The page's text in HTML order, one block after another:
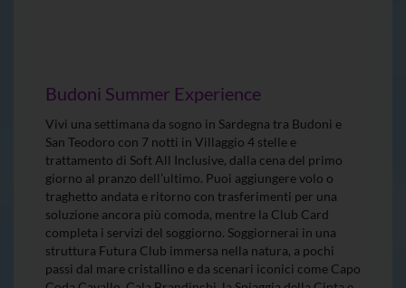
Budoni Summer Experience
Vivi una settimana da sogno in Sardegna tra Budoni e
San Teodoro con 7 notti in Villaggio 4 stelle e
trattamento di Soft All Inclusive, dalla cena del primo
giorno al pranzo dell’ultimo. Puoi aggiungere volo o
traghetto andata e ritorno con trasferimenti per una
soluzione ancora più comoda, mentre la Club Card
completa i servizi del soggiorno. Soggiornerai in una
struttura Futura Club immersa nella natura, a pochi
passi dal mare cristallino e da scenari iconici come Capo